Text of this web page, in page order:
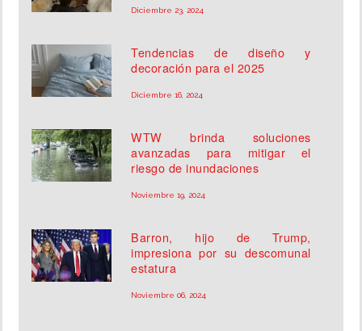
Diciembre 23, 2024
Tendencias de diseño y
decoración para el 2025
Diciembre 16, 2024
WTW brinda soluciones
avanzadas para mitigar el
riesgo de inundaciones
Noviembre 19, 2024
Barron, hijo de Trump,
impresiona por su descomunal
estatura
Noviembre 06, 2024